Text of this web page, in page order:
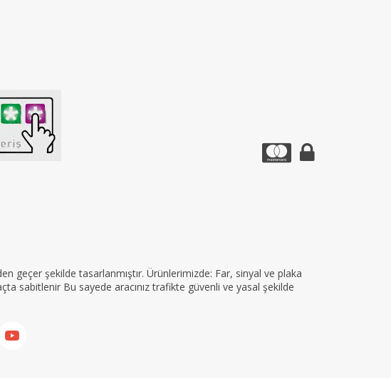
geçer şekilde tasarlanmıştır. Ürünlerimizde: Far, sinyal ve plaka
sabitlenir Bu sayede aracınız trafikte güvenli ve yasal şekilde